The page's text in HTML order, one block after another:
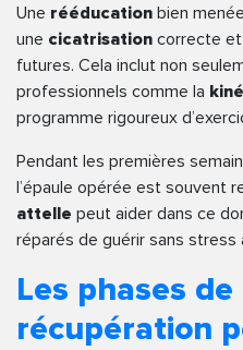
Une rééducation bien
une cicatrisation correcte
futures. Cela inclut non
professionnels comme la
programme rigoureux
Pendant les premières
l’épaule opérée est souvent
attelle peut aider dans ce
réparés de guérir sans stress
Les phases de
récupération